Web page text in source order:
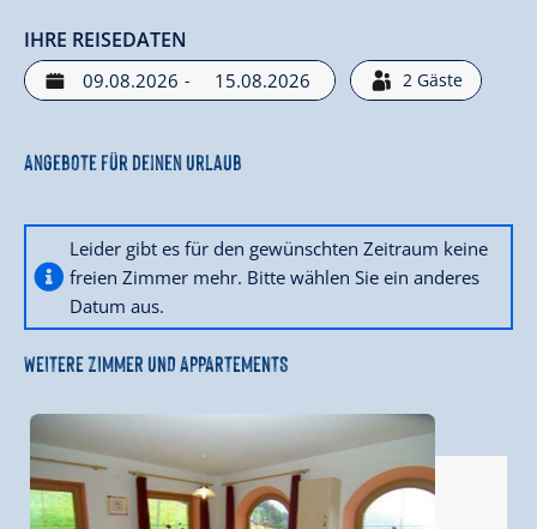
IHRE REISEDATEN
- 2 Gäste
Angebote für deinen Urlaub
Leider gibt es für den gewünschten Zeitraum keine
freien Zimmer mehr. Bitte wählen Sie ein anderes
Datum aus.
WEITERE ZIMMER UND APPARTEMENTS